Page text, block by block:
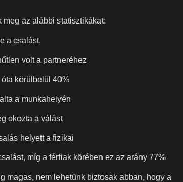
az alábbi statisztikákat:
a csalást.
volt a partneréhez
körülbelül 40%
a munkahelyén
okozta a válást
helyett a fizikai
míg a férfiak körében ez az arány 77%
magas, nem lehetünk biztosak abban, hogy a